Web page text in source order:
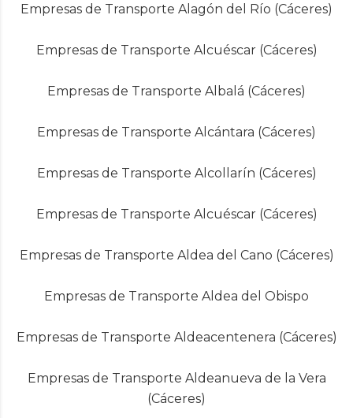
Empresas de Transporte Alagón del Río (Cáceres)
Empresas de Transporte Alcuéscar (Cáceres)
Empresas de Transporte Albalá (Cáceres)
Empresas de Transporte Alcántara (Cáceres)
Empresas de Transporte Alcollarín (Cáceres)
Empresas de Transporte Alcuéscar (Cáceres)
Empresas de Transporte Aldea del Cano (Cáceres)
Empresas de Transporte Aldea del Obispo
Empresas de Transporte Aldeacentenera (Cáceres)
Empresas de Transporte Aldeanueva de la Vera
(Cáceres)